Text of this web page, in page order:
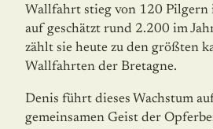
Wallfahrt stieg von 120 Pilgern
auf geschätzt rund 2.200 im
zählt sie heute zu den größten
Wallfahrten der Bretagne.
Denis führt dieses Wachstum
gemeinsamen Geist der